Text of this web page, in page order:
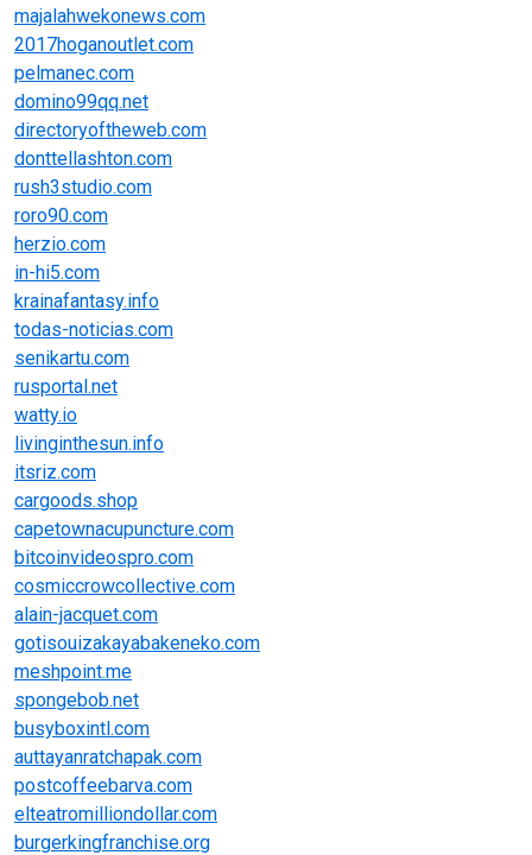
majalahwekonews.com
2017hoganoutlet.com
pelmanec.com
domino99qq.net
directoryoftheweb.com
donttellashton.com
rush3studio.com
roro90.com
herzio.com
in-hi5.com
krainafantasy.info
todas-noticias.com
senikartu.com
rusportal.net
watty.io
livinginthesun.info
itsriz.com
cargoods.shop
capetownacupuncture.com
bitcoinvideospro.com
cosmiccrowcollective.com
alain-jacquet.com
gotisouizakayabakeneko.com
meshpoint.me
spongebob.net
busyboxintl.com
auttayanratchapak.com
postcoffeebarva.com
elteatromilliondollar.com
burgerkingfranchise.org